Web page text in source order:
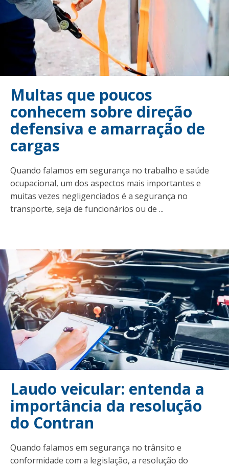
Multas que poucos
conhecem sobre direção
defensiva e amarração de
cargas
Quando falamos em segurança no trabalho e saúde
ocupacional, um dos aspectos mais importantes e
muitas vezes negligenciados é a segurança no
transporte, seja de funcionários ou de ...
Laudo veicular: entenda a
importância da resolução
do Contran
Quando falamos em segurança no trânsito e
conformidade com a legislação, a resolução do